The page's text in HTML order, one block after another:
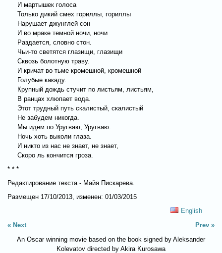
И мартышек голоса
Только дикий смех гориллы, гориллы
Нарушает джунглей сон
И во мраке темной ночи, ночи
Раздается, словно стон.
Чьи-то светятся глазищи, глазищи
Сквозь болотную траву.
И кричат во тьме кромешной, кромешной
Голубые какаду.
Крупный дождь стучит по листьям, листьям,
В ранцах хлюпает вода.
Этот трудный путь скалистый, скалистый
Не забудем никогда.
Мы идем по Уругваю, Уругваю.
Ночь хоть выколи глаза.
И никто из нас не знает, не знает,
Скоро ль кончится гроза.
* * *
Редактирование текста - Майя Пискарева.
Размещен 17/10/2013, изменен: 01/03/2015
English
Next
Prev
An Oscar winning movie based on the book signed by Aleksander
Kolevatov directed by Akira Kurosawa